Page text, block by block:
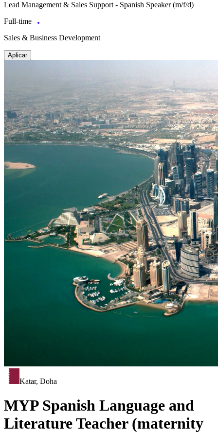
Lead Management & Sales Support - Spanish Speaker (m/f/d)
Full-time
Sales & Business Development
Aplicar
Katar, Doha
MYP Spanish Language and
Literature Teacher (maternity